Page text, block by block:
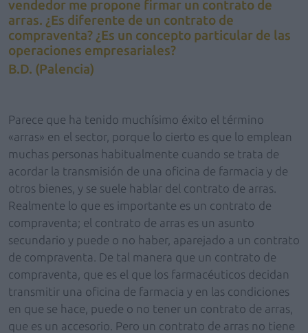
vendedor me propone firmar un contrato de
arras. ¿Es diferente de un contrato de
compraventa? ¿Es un concepto particular de las
operaciones empresariales?
B.D. (Palencia)
Parece que ha tenido muchísimo éxito el término
«arras» en el sector, porque lo cierto es que lo emplean
muchas personas habitualmente cuando se trata de
acordar la transmisión de una oficina de farmacia y de
otros bienes, y se suele hablar del contrato de arras.
Realmente lo que es importante es un contrato de
compraventa; el contrato de arras es un asunto
secundario y puede o no haber, aparejado a un contrato
de compraventa. De tal manera que un contrato de
compraventa, que es el que los farmacéuticos decidan
transmitir una oficina de farmacia y en las condiciones
en que se hace, puede o no tener un contrato de arras,
que es un accesorio. Pero un contrato de arras no tiene